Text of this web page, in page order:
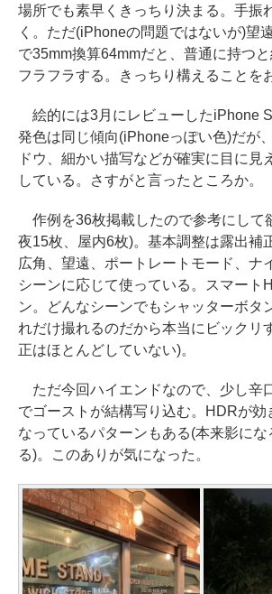
場所でも素早くきっちり決まる。手振
く。ただ(iPhoneの問題ではないが)望
で35mm換算64mmだと、普通に持つ
フラフラする。きっちり構えることを
絵的には3月にレビューしたiPhone
発色は同じ傾向(iPhoneっぽい色)だが
ドウ、細かい描写などが確実に目に見
している。さすがと言ったところか。
作例を36枚掲載したので参考にして
夜15枚、屋内6枚)。基本調整は露出補
広角、望遠、ポートレートモード、ナ
シーンに応じて使っている。スマート
ン。どんなシーンでもシャッターボタ
れだけ撮れるのだから本当にビックリ
正はほとんどしていない)。
ただ今回ハイエンドなので、少し辛
でゴーストが結構写り込む。HDRが効
なっているパターンもある(本来影に
る)。このありが気になった。